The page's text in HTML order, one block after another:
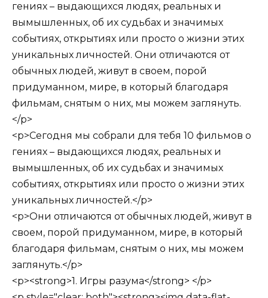
гениях – выдающихся людях, реальных и
вымышленных, об их судьбах и значимых
событиях, открытиях или просто о жизни этих
уникальных личностей. Они отличаются от
обычных людей, живут в своем, порой
придуманном, мире, в который благодаря
фильмам, снятым о них, мы можем заглянуть.
</p>
<p>Сегодня мы собрали для тебя 10 фильмов о
гениях – выдающихся людях, реальных и
вымышленных, об их судьбах и значимых
событиях, открытиях или просто о жизни этих
уникальных личностей.</p>
<p>Они отличаются от обычных людей, живут в
своем, порой придуманном, мире, в который
благодаря фильмам, снятым о них, мы можем
заглянуть.</p>
<p><strong>1. Игры разума</strong> </p>